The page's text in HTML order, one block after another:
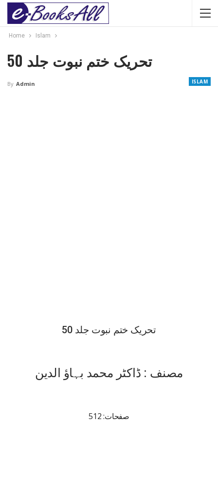
Home Islam
تحریک ختم نبوت جلد 50
ISLAM
By Admin
تحریک ختم نبوت جلد 50
مصنف : ڈاکٹر محمد بہاؤ الدین
صفحات: 512